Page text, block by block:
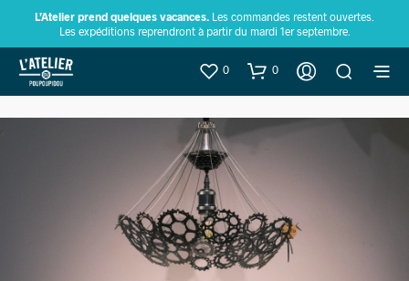
L’Atelier prend quelques vacances. Les commandes restent ouvertes.
Les expéditions reprendront à partir du mardi 1er septembre.
0 0